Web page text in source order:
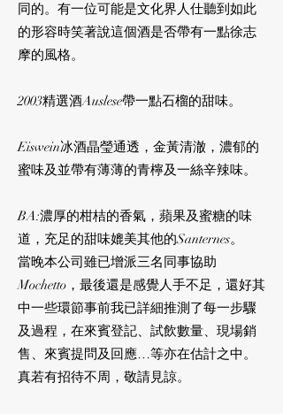
同的。有一位可能是文化界人仕聽到如此
的形容時笑著說這個酒是否帶有一點徐志
摩的風格。
2003精選酒Auslese帶一點石榴的甜味。
Eiswein冰酒晶瑩通透，金黃清澈，濃郁的
蜜味及並帶有薄薄的青檸及一絲辛辣味。
BA:濃厚的柑桔的香氣，蘋果及蜜糖的味
道，充足的甜味媲美其他的Santernes。
當晚本公司雖已增派三名同事協助
Mochetto，最後還是感覺人手不足，還好其
中一些環節事前我已詳細推測了每一步驟
及過程，在來賓登記、試飲數量、現場銷
售、來賓提問及回應…等亦在估計之中。
真若有招待不周，敬請見諒。